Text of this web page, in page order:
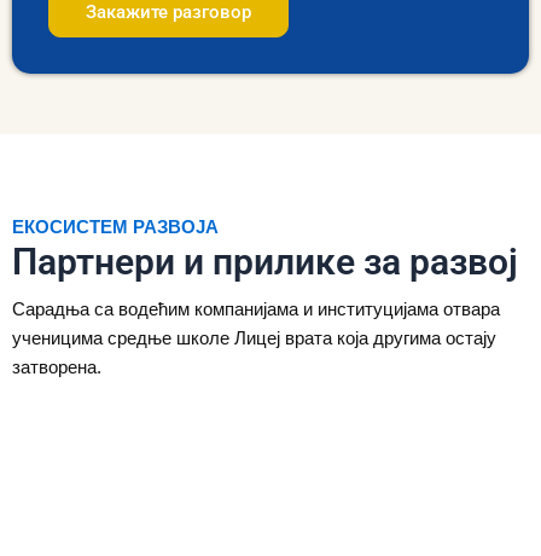
Закажите разговор
ЕКОСИСТЕМ РАЗВОЈА
Партнери и прилике за развој
Сарадња са водећим компанијама и институцијама отвара
ученицима средње школе Лицеј врата која другима остају
затворена.